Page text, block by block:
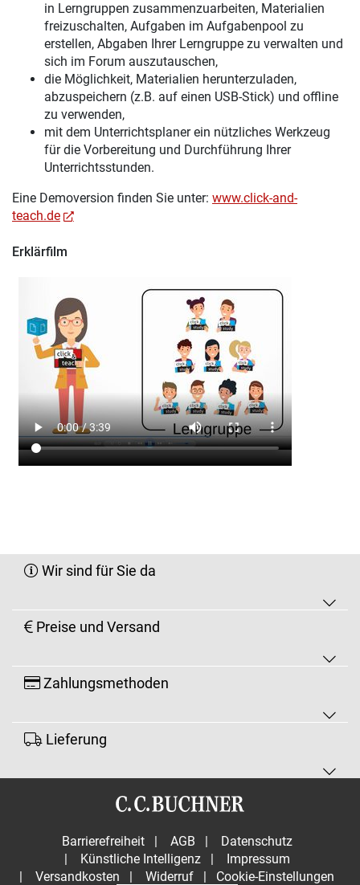
in Lerngruppen zusammenzuarbeiten, Materialien
freizuschalten, Aufgaben im Aufgabenpool zu
erstellen, Abgaben Ihrer Lerngruppe zu verwalten und
sich im Forum auszutauschen,
die Möglichkeit, Materialien herunterzuladen,
abzuspeichern (z.B. auf einen USB-Stick) und offline
zu verwenden,
mit dem Unterrichtsplaner ein nützliches Werkzeug
für die Vorbereitung und Durchführung Ihrer
Unterrichtsstunden.
Eine Demoversion finden Sie unter: www.click-and-
teach.de
Erklärfilm
Wir sind für Sie da
Preise und Versand
Zahlungsmethoden
Lieferung
Barrierefreiheit | AGB |
Datenschutz
|
Künstliche Intelligenz |
Impressum
|
Versandkosten | Widerruf | Cookie-Einstellungen